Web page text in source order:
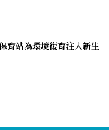
站為環境復育注入新生